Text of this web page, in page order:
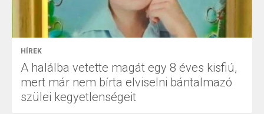
HÍREK
A halálba vetette magát egy 8 éves kisfiú,
mert már nem bírta elviselni bántalmazó
szülei kegyetlenségeit